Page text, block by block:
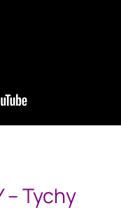
– Tychy